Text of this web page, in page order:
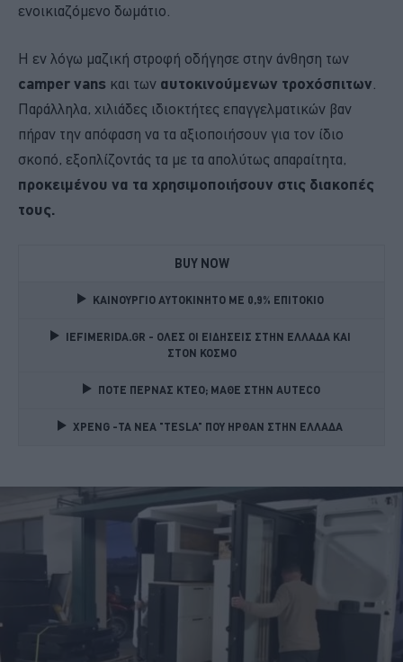
ενοικιαζόμενο δωμάτιο.
Η εν λόγω μαζική στροφή οδήγησε στην άνθηση των
camper vans και των αυτοκινούμενων τροχόσπιτων
Παράλληλα, χιλιάδες ιδιοκτήτες επαγγελματικών βαν
πήραν την απόφαση να τα αξιοποιήσουν για τον ίδιο
σκοπό, εξοπλίζοντάς τα με τα απολύτως απαραίτητα,
προκειμένου να τα χρησιμοποιήσουν στις διακοπές
τους.
BUY NOW
ΚΑΙΝΟΥΡΓΙΟ ΑΥΤΟΚΙΝΗΤΟ ΜΕ 0,9% ΕΠΙΤΟΚΙΟ
IEFIMERIDA.GR - ΟΛΕΣ ΟΙ ΕΙΔΗΣΕΙΣ ΣΤΗΝ ΕΛΛΑΔΑ ΚΑΙ
ΣΤΟΝ ΚΟΣΜΟ
ΠΟΤΕ ΠΕΡΝΑΣ ΚΤΕΟ; ΜΑΘΕ ΣΤΗΝ ΑUTECO
XPENG -ΤΑ ΝΕΑ "TESLA" ΠΟΥ ΗΡΘΑΝ ΣΤΗΝ ΕΛΛΑΔΑ